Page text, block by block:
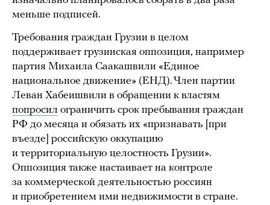
меньше подписей.
Требования граждан Грузии в целом
поддерживает грузинская оппозиция, например
партия Михаила Саакашвили «Единое
национальное движение» (ЕНД). Член партии
Леван Хабеишвили в обращении к властям
попросил ограничить срок пребывания граждан
РФ до месяца и обязать их «признавать [при
въезде] российскую оккупацию
и территориальную целостность Грузии».
Оппозиция также настаивает на контроле
за коммерческой деятельностью россиян
и приобретением ими недвижимости в стране.